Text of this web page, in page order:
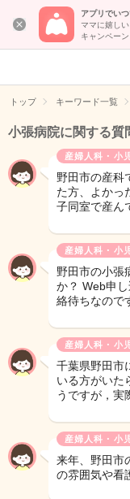
アプリでい
ママに嬉し
キャンペー
トップ キーワード一覧
小張病院に関する質
産婦人科・小
野田市の産科
た方、よかっ
子同室で産ん
産婦人科・小
野田市の小張
か？ Web申
絡待ちなので
産婦人科・小
千葉県野田市
いる方がいた
うですが，実
産婦人科・小
来年、野田市
の雰囲気や看